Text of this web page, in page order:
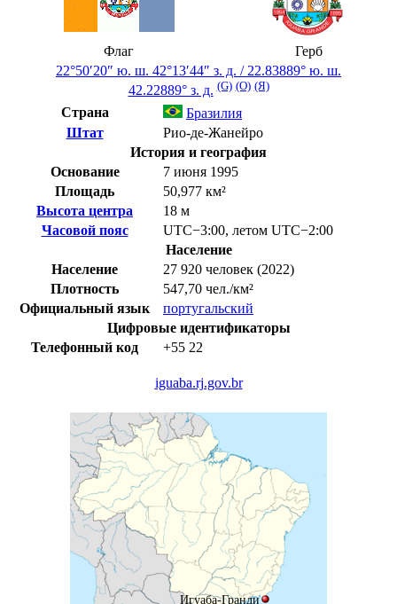
Флаг
Герб
22°50′20″ ю. ш. 42°13′44″ з. д. / 22.83889° ю. ш.
42.22889° з. д. (G) (O) (Я)
Страна
Бразилия
Штат
Рио-де-Жанейро
История и география
Основание
7 июня 1995
Площадь
50,977 км²
Высота центра
18 м
Часовой пояс
UTC−3:00, летом UTC−2:00
Население
Население
27 920 человек (2022)
Плотность
547,70 чел./км²
Официальный язык
португальский
Цифровые идентификаторы
Телефонный код
+55 22
iguaba.rj.gov.br
Игуаба-Гранди